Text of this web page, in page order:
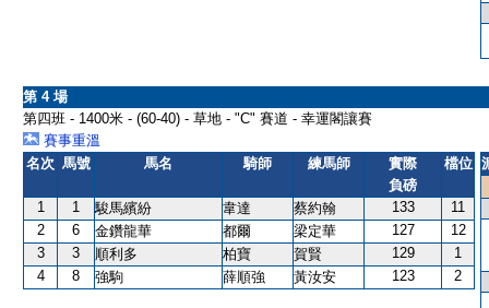
第 4 場
第四班 - 1400米 - (60-40) - 草地 - "C" 賽道 - 幸運閣讓賽
賽事重溫
名次 馬號 馬名 騎師 練馬師
實際
負磅
檔位
1 1 駿馬繽紛 韋達 蔡約翰 133
11
2
6 金鑽龍華 都爾 梁定華 127
12
3
3 順利多 柏寶 賀賢 129
1
4
8 強駒 薛順強 黃汝安 123 2